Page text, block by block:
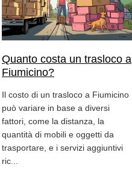
Quanto costa un trasloco a
Fiumicino?
Il costo di un trasloco a Fiumicino
può variare in base a diversi
fattori, come la distanza, la
quantità di mobili e oggetti da
trasportare, e i servizi aggiuntivi
ric...